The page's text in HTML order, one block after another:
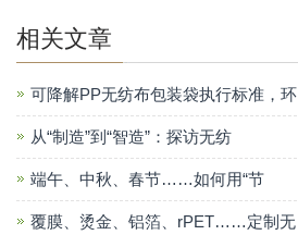
相关文章
可降解PP无纺布包装袋执行标准，环
从“制造”到“智造”：探访无纺
端午、中秋、春节……如何用“节
覆膜、烫金、铝箔、rPET……定制无